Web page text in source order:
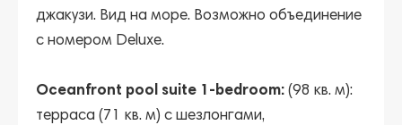
джакузи. Вид на море. Возможно объединение
с номером Deluxe.
Oceanfront pool suite 1-bedroom: (98 кв. м):
терраса (71 кв. м) с шезлонгами,